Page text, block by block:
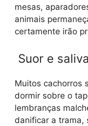
mesas,
animais
certamente irão
Suor e saliva
Muitos cachorros
dormir sobre o
lembranças
danificar a trama,